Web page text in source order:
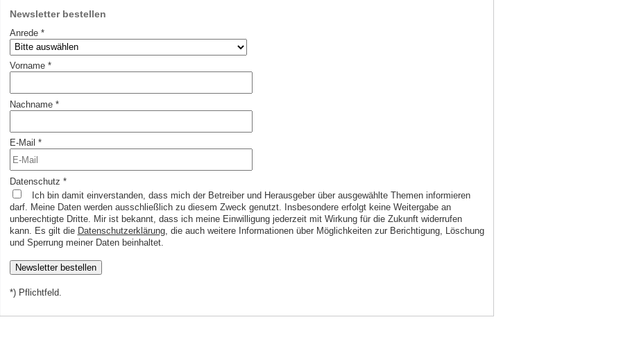
Newsletter bestellen
Anrede *
Vorname *
Nachname *
E-Mail *
Datenschutz *
Ich bin damit einverstanden, dass mich der Betreiber und Herausgeber über ausgewählte Themen informieren
darf. Meine Daten werden ausschließlich zu diesem Zweck genutzt. Insbesondere erfolgt keine Weitergabe an
unberechtigte Dritte. Mir ist bekannt, dass ich meine Einwilligung jederzeit mit Wirkung für die Zukunft widerrufen
kann. Es gilt die Datenschutzerklärung, die auch weitere Informationen über Möglichkeiten zur Berichtigung, Löschung
und Sperrung meiner Daten beinhaltet.
*) Pflichtfeld.